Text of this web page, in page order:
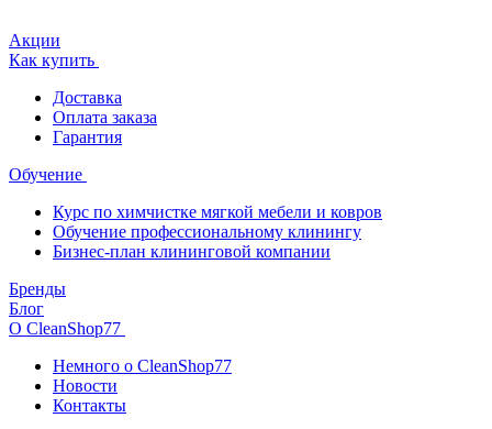
Акции
Как купить
Доставка
Оплата заказа
Гарантия
Обучение
Курс по химчистке мягкой мебели и ковров
Обучение профессиональному клинингу
Бизнес-план клининговой компании
Бренды
Блог
О CleanShop77
Немного о CleanShop77
Новости
Контакты